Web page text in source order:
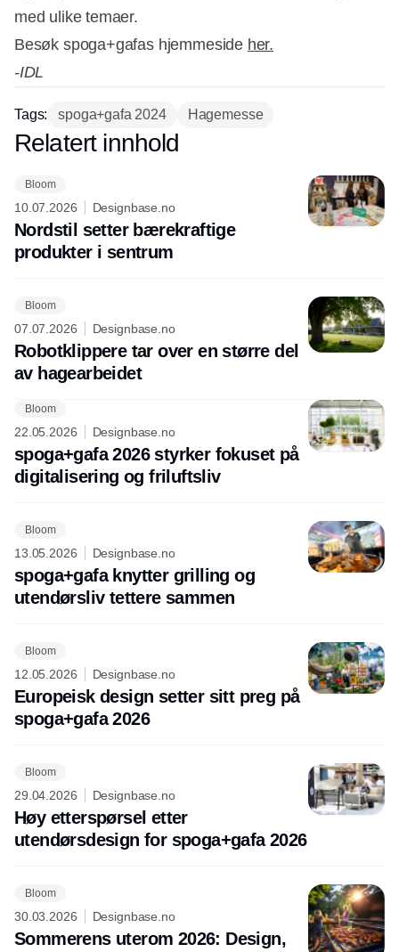
med ulike temaer.
Besøk spoga+gafas hjemmeside her.
-IDL
Tags: spoga+gafa 2024 Hagemesse
Annonce
Relatert innhold
Bloom
10.07.2026 Designbase.no
Nordstil setter bærekraftige
produkter i sentrum
Bloom
07.07.2026 Designbase.no
Robotklippere tar over en større del
av hagearbeidet
Bloom
22.05.2026 Designbase.no
spoga+gafa 2026 styrker fokuset på
digitalisering og friluftsliv
Bloom
13.05.2026 Designbase.no
spoga+gafa knytter grilling og
utendørsliv tettere sammen
Bloom
12.05.2026 Designbase.no
Europeisk design setter sitt preg på
spoga+gafa 2026
Bloom
29.04.2026 Designbase.no
Høy etterspørsel etter
utendørsdesign for spoga+gafa 2026
Bloom
30.03.2026 Designbase.no
Sommerens uterom 2026: Design,